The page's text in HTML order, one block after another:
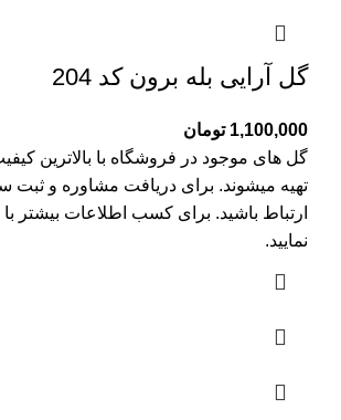
گل آرایی بله برون کد 204
1,100,000 تومان
گل های موجود در فروشگاه با بالاترین
تهیه میشوند. برای دریافت مشاوره و ثبت
ارتباط باشید. برای کسب اطلاعات بیشتر با
نمایید.